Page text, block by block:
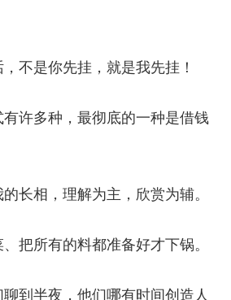
不是你先挂，就是我先挂！
许多种，最彻底的一种是借钱
长相，理解为主，欣赏为辅。
把所有的料都准备好才下锅。
到半夜，他们哪有时间创造人